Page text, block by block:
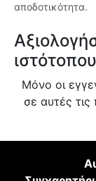
αποδοτικότητα.
Μόνο οι
σε αυτές